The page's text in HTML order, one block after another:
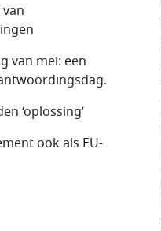
van mei: een
‘oplossing’
ook als EU-